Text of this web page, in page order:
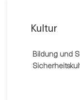
Kultur
Bildung und